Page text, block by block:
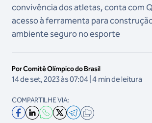
convivência dos atletas, conta com
acesso à ferramenta para
ambiente seguro no esporte
Por Comitê Olímpico do Brasil
14 de set, 2023 às 07:04 | 4 min de leitura
COMPARTILHE VIA: